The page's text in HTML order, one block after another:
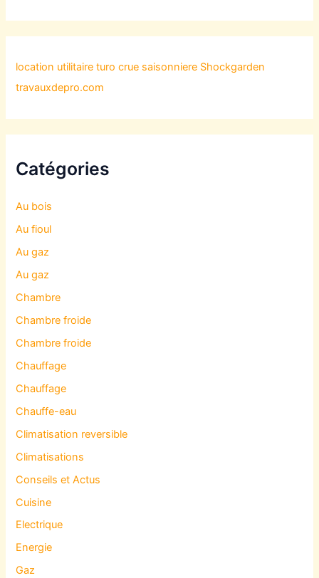
location utilitaire turo crue saisonniere Shockgarden
travauxdepro.com
Catégories
Au bois
Au fioul
Au gaz
Au gaz
Chambre
Chambre froide
Chambre froide
Chauffage
Chauffage
Chauffe-eau
Climatisation reversible
Climatisations
Conseils et Actus
Cuisine
Electrique
Energie
Gaz